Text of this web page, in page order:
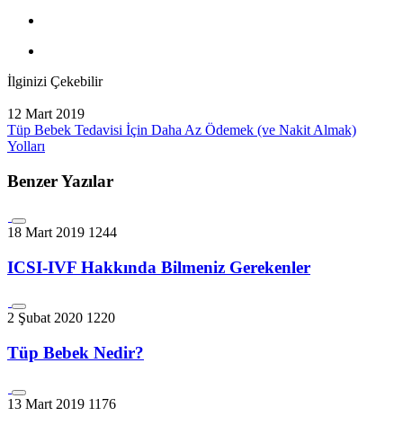
İlginizi Çekebilir
12 Mart 2019
Tüp Bebek Tedavisi İçin Daha Az Ödemek (ve Nakit Almak)
Yolları
Benzer Yazılar
18 Mart 2019 1244
ICSI-IVF Hakkında Bilmeniz Gerekenler
2 Şubat 2020 1220
Tüp Bebek Nedir?
13 Mart 2019 1176